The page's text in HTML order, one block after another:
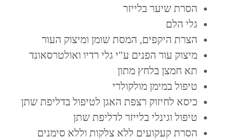
הסרת שיער בלייזר
גלי הלם
הצרת היקפים, המסת שומן ומיצוק העור
מיצוק עור הפנים ע"י גלי רדיו ואולטרסאונד
תא חמצן בלחץ מתון
טיפול במימן מולקולרי
כיסא לחיזוק רצפת האגן לטיפול בדליפת שתן
טיפול וגינלי בלייזר לדליפת שתן
הסרת קעקועים ללא צלקות וללא סימנים